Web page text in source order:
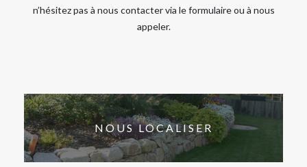
n’hésitez pas à nous contacter via le formulaire ou à nous
appeler.
NOUS LOCALISER